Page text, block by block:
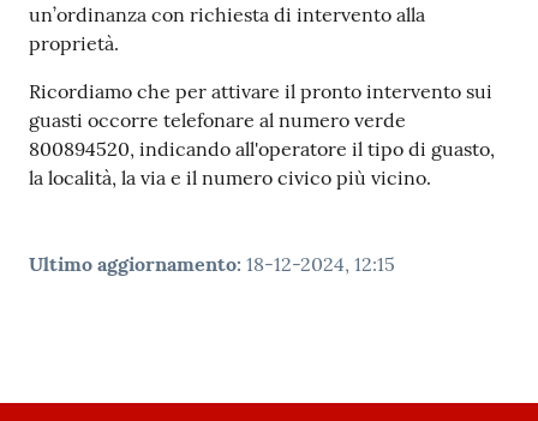
un’ordinanza con richiesta di intervento alla
proprietà.
Ricordiamo che per attivare il pronto intervento sui
guasti occorre telefonare al numero verde
800894520, indicando all'operatore il tipo di guasto,
la località, la via e il numero civico più vicino.
Ultimo aggiornamento: 18-12-2024, 12:15